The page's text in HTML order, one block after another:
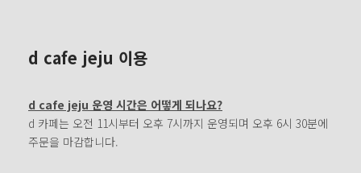
d cafe jeju 이용
d cafe jeju 운영 시간은 어떻게 되나요?
d 카페는 오전 11시부터 오후 7시까지 운영되며 오후 6시 30분에
주문을 마감합니다.